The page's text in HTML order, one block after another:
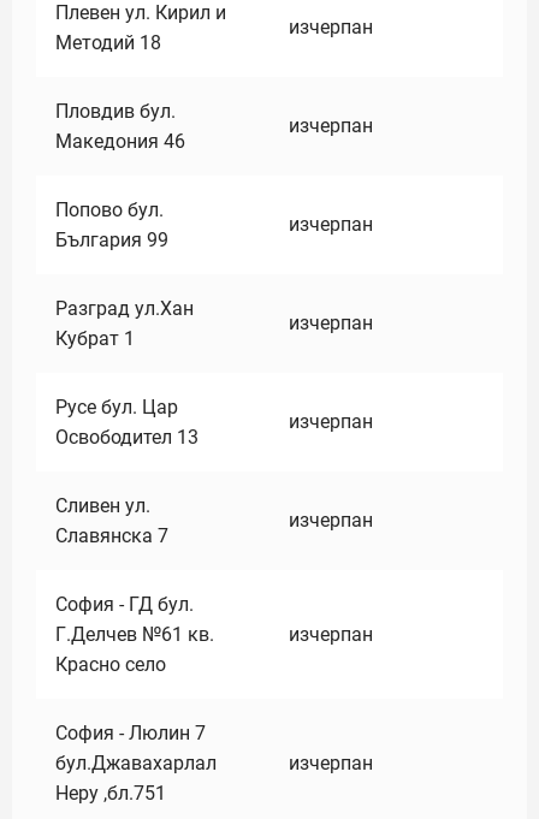
Плевен ул. Кирил и
Методий 18
изчерпан
Пловдив бул.
Македония 46
изчерпан
Попово бул.
България 99
изчерпан
Разград ул.Хан
Кубрат 1
изчерпан
Русе бул. Цар
Освободител 13
изчерпан
Сливен ул.
Славянска 7
изчерпан
София - ГД бул.
Г.Делчев №61 кв.
Красно село
изчерпан
София - Люлин 7
бул.Джавахарлал
Неру ,бл.751
изчерпан